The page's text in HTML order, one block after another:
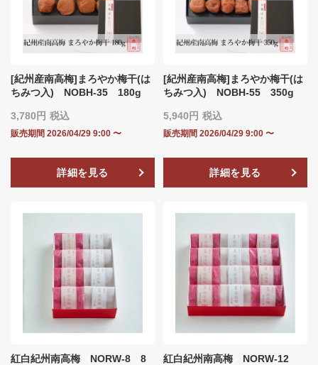
[紀州産南高梅]まろやか梅干(は
ちみつ入) NOBH‐35 180g
3,780 税込
販売期間 2026/04/29 9:00 〜
詳細を見る
[紀州産南高梅]まろやか梅干(は
ちみつ入) NOBH‐55 350g
5,940 税込
販売期間 2026/04/29 9:00 〜
詳細を見る
紅白紀州南高梅 NORW-8 8
紅白紀州南高梅 NORW-12